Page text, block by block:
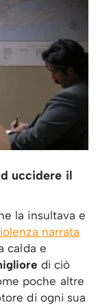
uccidere il
la insultava e
narrata
calda e
di ciò
poche altre
di ogni sua